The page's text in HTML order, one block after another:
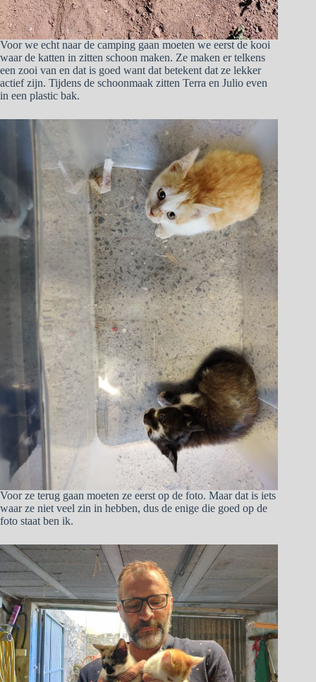
Voor we echt naar de camping gaan moeten we eerst de kooi
waar de katten in zitten schoon maken. Ze maken er telkens
een zooi van en dat is goed want dat betekent dat ze lekker
actief zijn. Tijdens de schoonmaak zitten Terra en Julio even
in een plastic bak.
Voor ze terug gaan moeten ze eerst op de foto. Maar dat is iets
waar ze niet veel zin in hebben, dus de enige die goed op de
foto staat ben ik.